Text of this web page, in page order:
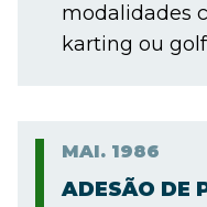
modalidades
karting ou
MAI. 1986
ADESÃO DE